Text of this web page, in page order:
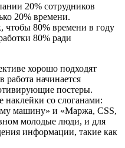
20% сотрудников
20% времени.
чтобы 80% времени в году
80% ради
хорошо подходят
работа начинается
постеры.
наклейки со слоганами:
машину» и «Маржа, CSS,
молодые люди, и для
информации, такие как